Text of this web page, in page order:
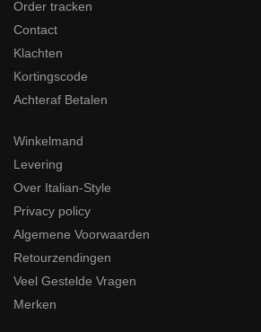
Order tracken
Contact
Klachten
Kortingscode
Achteraf Betalen
Winkelmand
Levering
Over Italian-Style
Privacy policy
Algemene Voorwaarden
Retourzendingen
Veel Gestelde Vragen
Merken